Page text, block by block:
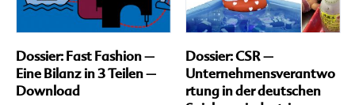
Dossier: Fast Fashion –
Eine Bilanz in 3 Teilen –
Download
Dossier: CSR –
Unternehmensverantwo
rtung in der deutschen